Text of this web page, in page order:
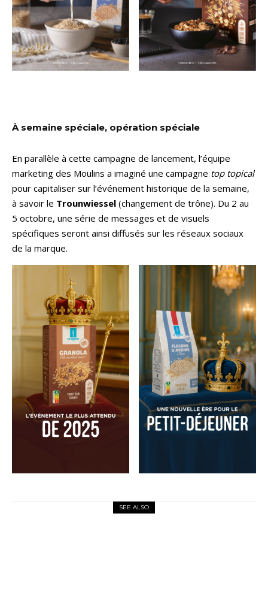
À semaine spéciale, opération spéciale
En parallèle à cette campagne de lancement, l’équipe
marketing des Moulins a imaginé une campagne top topical
pour capitaliser sur l’événement historique de la semaine,
à savoir le Trounwiessel (changement de trône). Du 2 au
5 octobre, une série de messages et de visuels
spécifiques seront ainsi diffusés sur les réseaux sociaux
de la marque.
SEE ALSO